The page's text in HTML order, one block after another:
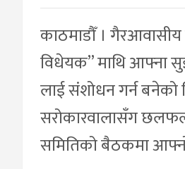
काठमाडौँ ।
विधेयक” माथि आफ्ना
लाई संशोधन गर्न बनेको
सरोकारवालासँग
समितिको बैठकमा